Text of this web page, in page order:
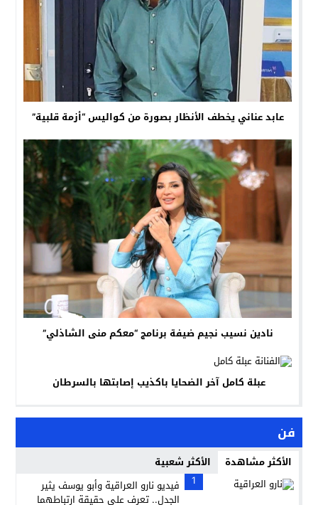
عابد عناني يخطف الأنظار بصورة من كواليس “أزمة قلبية”
نادين نسيب نجيم ضيفة برنامج “معكم منى الشاذلي”
عبلة كامل آخر الضحايا باكذيب إصابتها بالسرطان
فن
الأكثر مشاهدة
الأكثر شعبية
1
فيديو نارو العراقية وأبو يوسف يثير
الجدل.. تعرف على حقيقة ارتباطهما